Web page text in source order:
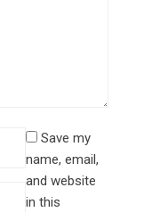
Save my
name, email,
and website
in this